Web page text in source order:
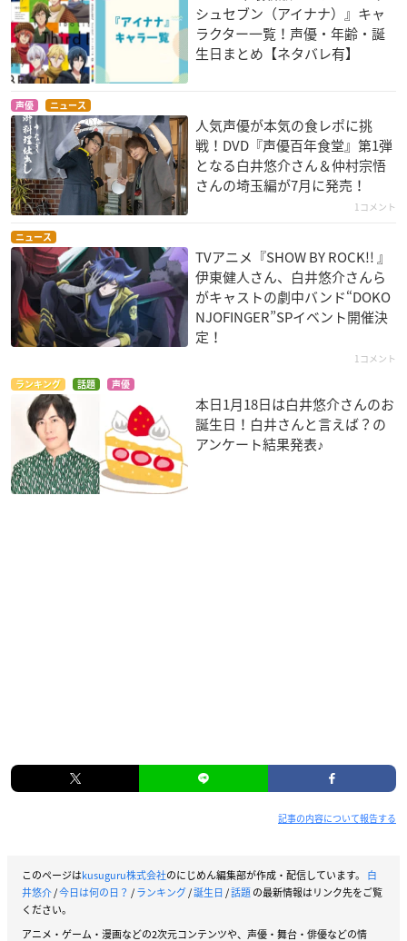
シュセブン（アイナナ）』キャ
ラクター一覧！声優・年齢・誕
生日まとめ【ネタバレ有】
声優 ニュース
人気声優が本気の食レポに挑
戦！DVD『声優百年食堂』第1弾
となる白井悠介さん＆仲村宗悟
さんの埼玉編が7月に発売！
1コメント
ニュース
TVアニメ『SHOW BY ROCK!! 』
伊東健人さん、白井悠介さんら
がキャストの劇中バンド“DOKO
NJOFINGER”SPイベント開催決
定！
1コメント
ランキング 話題 声優
本日1月18日は白井悠介さんのお
誕生日！白井さんと言えば？の
アンケート結果発表♪
記事の内容について報告する
このページはkusuguru株式会社のにじめん編集部が作成・配信しています。 白
井悠介/今日は何の日？ /ランキング/誕生日/話題の最新情報はリンク先をご覧
ください。
アニメ・ゲーム・漫画などの2次元コンテンツや、声優・舞台・俳優などの情